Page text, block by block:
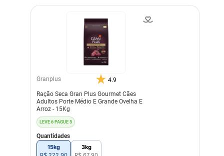
Granplus 4.9
Ração Seca Gran Plus Gourmet Cães
Adultos Porte Médio E Grande Ovelha E
Arroz - 15Kg
LEVE 6 PAGUE 5
Quantidades
15kg
3kg